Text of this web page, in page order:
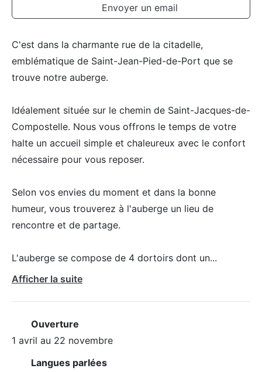
Envoyer un email
C'est dans la charmante rue de la citadelle,
emblématique de Saint-Jean-Pied-de-Port que se
trouve notre auberge.
Idéalement située sur le chemin de Saint-Jacques-de-
Compostelle. Nous vous offrons le temps de votre
halte un accueil simple et chaleureux avec le confort
nécessaire pour vous reposer.
Selon vos envies du moment et dans la bonne
humeur, vous trouverez à l'auberge un lieu de
rencontre et de partage.
L'auberge se compose de 4 dortoirs dont un...
Afficher la suite
Ouverture
1 avril au 22 novembre
Langues parlées